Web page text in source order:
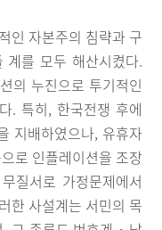
인 자본주의 침략과 구
계를 모두 해산시켰다.
의 누진으로 투기적인
. 특히, 한국전쟁 후에
지배하였으나, 유휴자
로 인플레이션을 조장
질서로 가정문제에서
한 사설계는 서민의 목